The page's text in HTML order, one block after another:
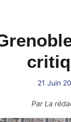
21 Juin
ParLa